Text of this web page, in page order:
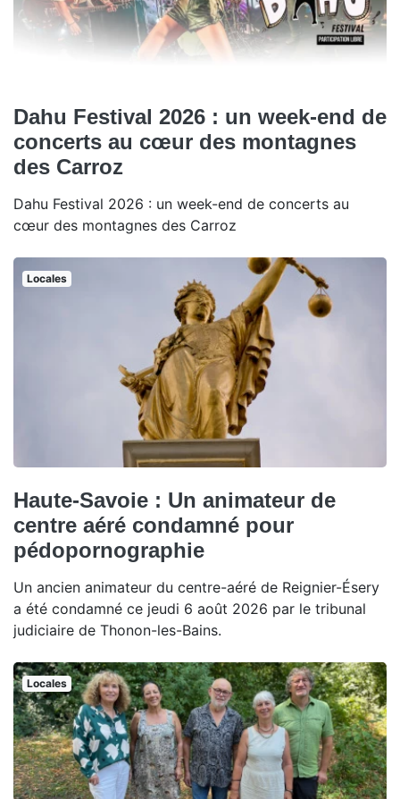
Dahu Festival 2026 : un week-end de
concerts au cœur des montagnes
des Carroz
Dahu Festival 2026 : un week-end de concerts au
cœur des montagnes des Carroz
Locales
Haute-Savoie : Un animateur de
centre aéré condamné pour
pédopornographie
Un ancien animateur du centre-aéré de Reignier-Ésery
a été condamné ce jeudi 6 août 2026 par le tribunal
judiciaire de Thonon-les-Bains.
Locales